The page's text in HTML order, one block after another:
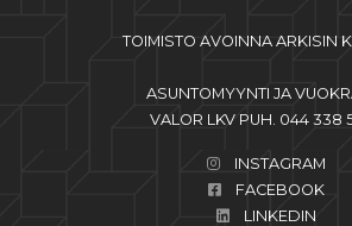
TOIMISTO AVOINNA ARKISIN
ASUNTOMYYNTI JA
VALOR LKV PUH. 044 338
INSTAGRAM
FACEBOOK
LINKEDIN